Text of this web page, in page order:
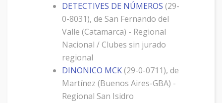
DETECTIVES DE NÚMEROS (29-
0-8031), de San Fernando del
Valle (Catamarca) - Regional
Nacional / Clubes sin jurado
regional
DINONICO MCK(29-0-0711), de
Martínez (Buenos Aires-GBA) -
Regional San Isidro